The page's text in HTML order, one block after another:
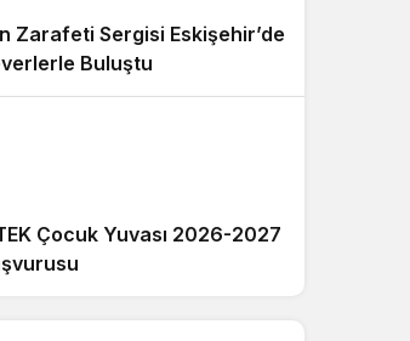
Zarafeti Sergisi Eskişehir’de
Buluştu
Çocuk Yuvası 2026-2027